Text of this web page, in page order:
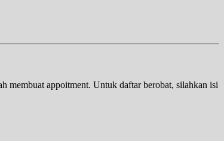
membuat appoitment. Untuk daftar berobat, silahkan isi